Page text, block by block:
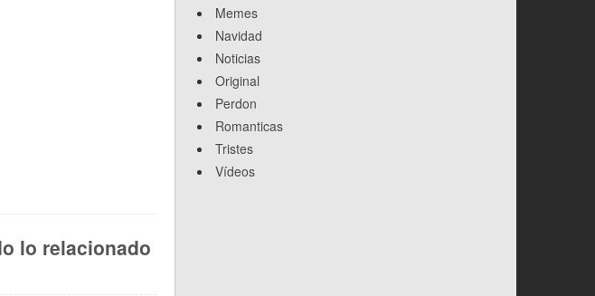
lo relacionado
Memes
Navidad
Noticias
Original
Perdon
Romanticas
Tristes
Vídeos